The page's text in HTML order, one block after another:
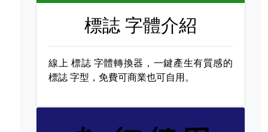
標誌 字體介紹
線上 標誌 字體轉換器，一鍵產生有質感的
標誌 字型，免費可商業也可自用。